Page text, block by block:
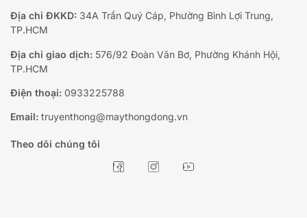
Địa chỉ ĐKKD: 34A Trần Quý Cáp, Phường Bình Lợi Trung,
TP.HCM
Địa chỉ giao dịch: 576/92 Đoàn Văn Bơ, Phường Khánh Hội,
TP.HCM
Điện thoại: 0933225788
Email: truyenthong@maythongdong.vn
Theo dõi chúng tôi